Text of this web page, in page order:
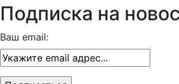
Подписка на
Ваш email: